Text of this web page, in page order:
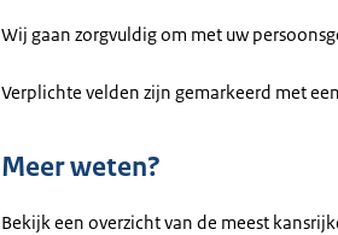
Wij gaan zorgvuldig om met uw
Verplichte velden zijn gemarkeerd met
Meer weten?
Bekijk een overzicht van de meest